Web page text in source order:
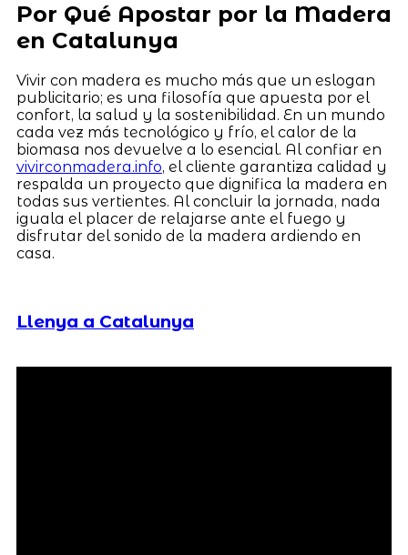
Por Qué Apostar por la Madera
en Catalunya
Vivir con madera es mucho más que un eslogan
publicitario; es una filosofía que apuesta por el
confort, la salud y la sostenibilidad. En un mundo
cada vez más tecnológico y frío, el calor de la
biomasa nos devuelve a lo esencial. Al confiar en
vivirconmadera.info, el cliente garantiza calidad y
respalda un proyecto que dignifica la madera en
todas sus vertientes. Al concluir la jornada, nada
iguala el placer de relajarse ante el fuego y
disfrutar del sonido de la madera ardiendo en
casa.
Llenya a Catalunya